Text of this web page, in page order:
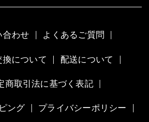
合わせ よくあるご質問
換について 配送について
商取引法に基づく表記
ング プライバシーポリシー